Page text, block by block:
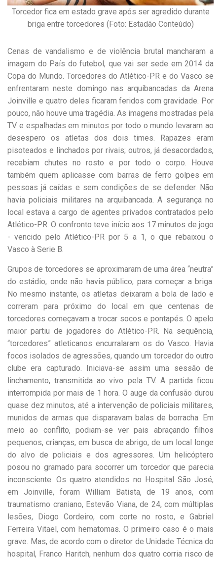
Torcedor fica em estado grave após ser agredido durante
briga entre torcedores (Foto: Estadão Conteúdo)
Cenas de vandalismo e de violência brutal mancharam a
imagem do País do futebol, que vai ser sede em 2014 da
Copa do Mundo. Torcedores do Atlético-PR e do Vasco se
enfrentaram neste domingo nas arquibancadas da Arena
Joinville e quatro deles ficaram feridos com gravidade. Por
pouco, não houve uma tragédia. As imagens mostradas pela
TV e espalhadas em minutos por todo o mundo levaram ao
desespero os atletas dos dois times. Rapazes eram
pisoteados e linchados por rivais; outros, já desacordados,
recebiam chutes no rosto e por todo o corpo. Houve
também quem aplicasse com barras de ferro golpes em
pessoas já caídas e sem condições de se defender. Não
havia policiais militares na arquibancada. A segurança no
local estava a cargo de agentes privados contratados pelo
Atlético-PR. O confronto teve início aos 17 minutos de jogo
- vencido pelo Atlético-PR por 5 a 1, o que rebaixou o
Vasco à Serie B.
Grupos de torcedores se aproximaram de uma área “neutra”
do estádio, onde não havia público, para começar a briga.
No mesmo instante, os atletas deixaram a bola de lado e
correram para próximo do local em que centenas de
torcedores começavam a trocar socos e pontapés. O apelo
maior partiu de jogadores do Atlético-PR. Na sequência,
“torcedores” atleticanos encurralaram os do Vasco. Havia
focos isolados de agressões, quando um torcedor do outro
clube era capturado. Iniciava-se assim uma sessão de
linchamento, transmitida ao vivo pela TV. A partida ficou
interrompida por mais de 1 hora. O auge da confusão durou
quase dez minutos, até a intervenção de policiais militares,
munidos de armas que disparavam balas de borracha. Em
meio ao conflito, podiam-se ver pais abraçando filhos
pequenos, crianças, em busca de abrigo, de um local longe
do alvo de policiais e dos agressores. Um helicóptero
posou no gramado para socorrer um torcedor que parecia
inconsciente. Os quatro atendidos no Hospital São José,
em Joinville, foram William Batista, de 19 anos, com
traumatismo craniano, Estevão Viana, de 24, com múltiplas
lesões, Diogo Cordeiro, com corte no rosto, e Gabriel
Ferreira Vitael, com hematomas. O primeiro caso é o mais
grave. Mas, de acordo com o diretor de Unidade Técnica do
hospital, Franco Haritch, nenhum dos quatro corria risco de